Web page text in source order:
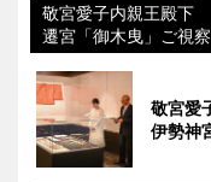
敬宮愛子内親王殿
遷宮「御木曳」ご視
敬宮愛
伊勢神